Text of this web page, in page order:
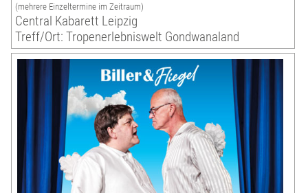
(mehrere Einzeltermine im Zeitraum)
Central Kabarett Leipzig
Treff/Ort: Tropenerlebniswelt Gondwanaland